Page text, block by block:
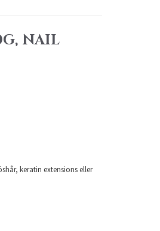
NAIL
keratin extensions eller